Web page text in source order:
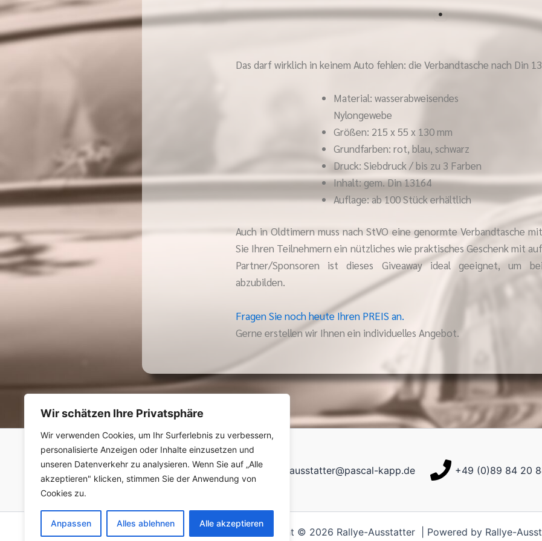
Wir schätzen Ihre Privatsphäre
Wir verwenden Cookies, um Ihr Surferlebnis zu verbessern,
personalisierte Anzeigen oder Inhalte einzusetzen und
unseren Datenverkehr zu analysieren. Wenn Sie auf „Alle
akzeptieren" klicken, stimmen Sie der Anwendung von
Cookies zu.
Anpassen Alles ablehnen Alle akzeptieren
Das darf wirklich in keinem Auto fehlen: die Verbandtasche nach Din
Material: wasserabweisendes
Nylongewebe
Größen: 215 x 55 x 130 mm
Grundfarben: rot, blau, schwarz
Druck: Siebdruck / bis zu 3 Farben
Inhalt: gem. Din 13164
Auflage: ab 100 Stück erhältlich
Auch in Oldtimern muss nach StVO eine genormte Verbandtasche
Sie Ihren Teilnehmern ein nützliches wie praktisches Geschenk mit
Partner/Sponsoren ist dieses Giveaway ideal geeignet, um
abzubilden.
Fragen Sie noch heute Ihren PREIS an.
Gerne erstellen wir Ihnen ein individuelles Angebot.
ausstatter@pascal-kapp.de +49 (0)89 84 20
Copyright © 2026 Rallye-Ausstatter | Powered by Rallye-